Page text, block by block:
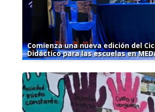
Comienza una nueva edición del
Didáctico para las escuelas en